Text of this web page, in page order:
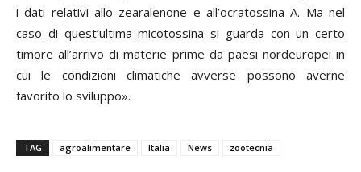
i dati relativi allo zearalenone e all’ocratossina A. Ma nel
caso di quest’ultima micotossina si guarda con un certo
timore all’arrivo di materie prime da paesi nordeuropei in
cui le condizioni climatiche avverse possono averne
favorito lo sviluppo».
TAG agroalimentare Italia News zootecnia